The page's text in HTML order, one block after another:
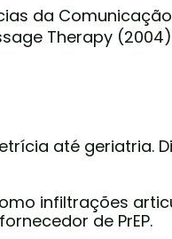
da
Therapy
até geriatria.
infiltrações
de PrEP.